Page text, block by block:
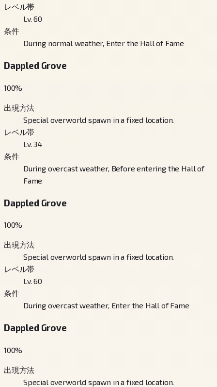
レベル帯
Lv. 60
条件
During normal weather, Enter the Hall of Fame
Dappled Grove
100%
出現方法
Special overworld spawn in a fixed location.
レベル帯
Lv. 34
条件
During overcast weather, Before entering the Hall of
Fame
Dappled Grove
100%
出現方法
Special overworld spawn in a fixed location.
レベル帯
Lv. 60
条件
During overcast weather, Enter the Hall of Fame
Dappled Grove
100%
出現方法
Special overworld spawn in a fixed location.